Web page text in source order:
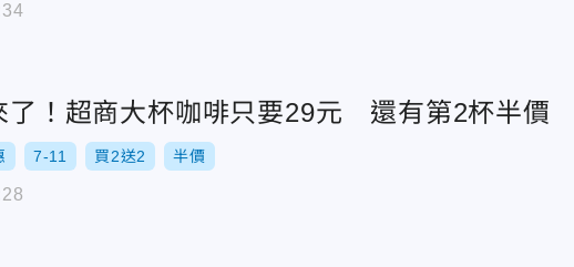
了！超商大杯咖啡只要29元 還有第2杯半價
7-11 買2送2 半價